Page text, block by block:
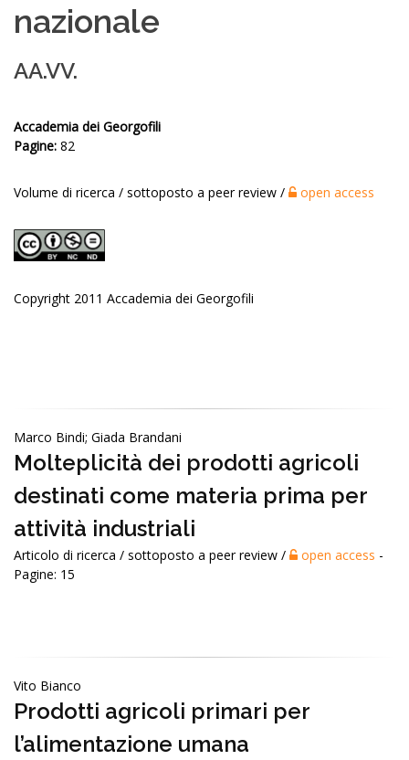
nazionale
AA.VV.
Accademia dei Georgofili
Pagine: 82
Volume di ricerca / sottoposto a peer review / open access
Copyright 2011 Accademia dei Georgofili
Marco Bindi; Giada Brandani
Molteplicità dei prodotti agricoli
destinati come materia prima per
attività industriali
Articolo di ricerca / sottoposto a peer review / open access -
Pagine: 15
Vito Bianco
Prodotti agricoli primari per
l’alimentazione umana